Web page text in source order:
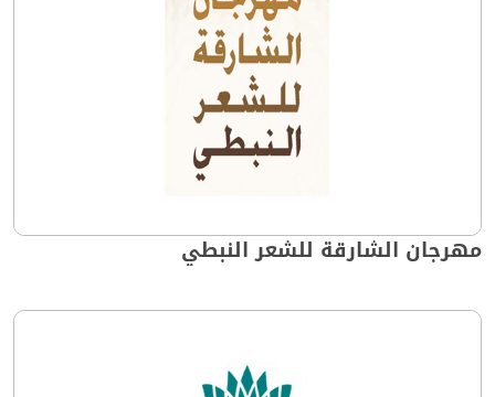
مهرجان الشارقة للشعر النبطي